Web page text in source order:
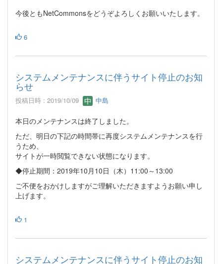
今後ともNetCommonsをどうぞよろしくお願いいたします。
6
システムメンテナンスに伴うサイト停止のお知
らせ
投稿日時 : 2019/10/09 中島
本日のメンテナンスは終了しました。
ただ、明日の下記の時間帯に再度システムメンテナンスを行
うため、
サイトが一時閲覧できない状態になります。
◆停止期間：2019年10月10日（木）11:00～13:00
ご不便をおかけしますがご理解いただきますようお願い申し
上げます。
1
システムメンテナンスに伴うサイト停止のお知